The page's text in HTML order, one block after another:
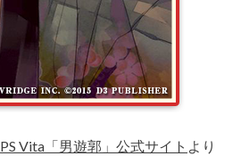
PS Vita「男遊郭」公式サイト より